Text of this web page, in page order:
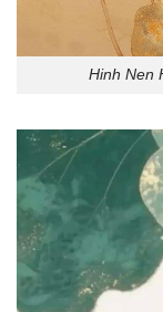
Hinh Nen